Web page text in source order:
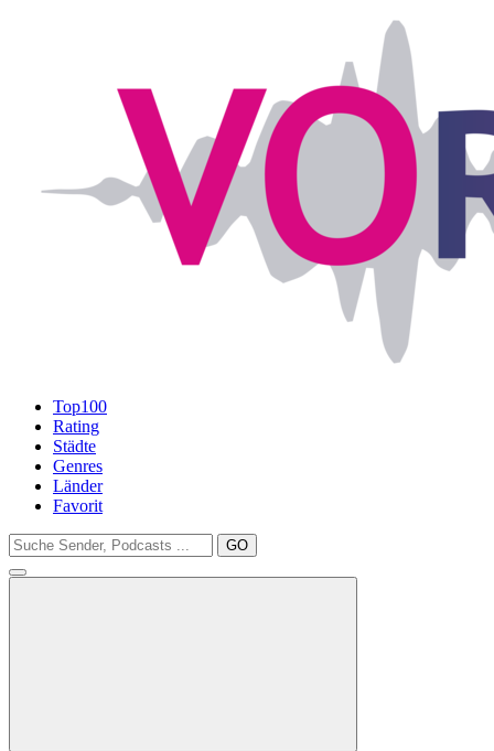
Top100
Rating
Städte
Genres
Länder
Favorit
GO